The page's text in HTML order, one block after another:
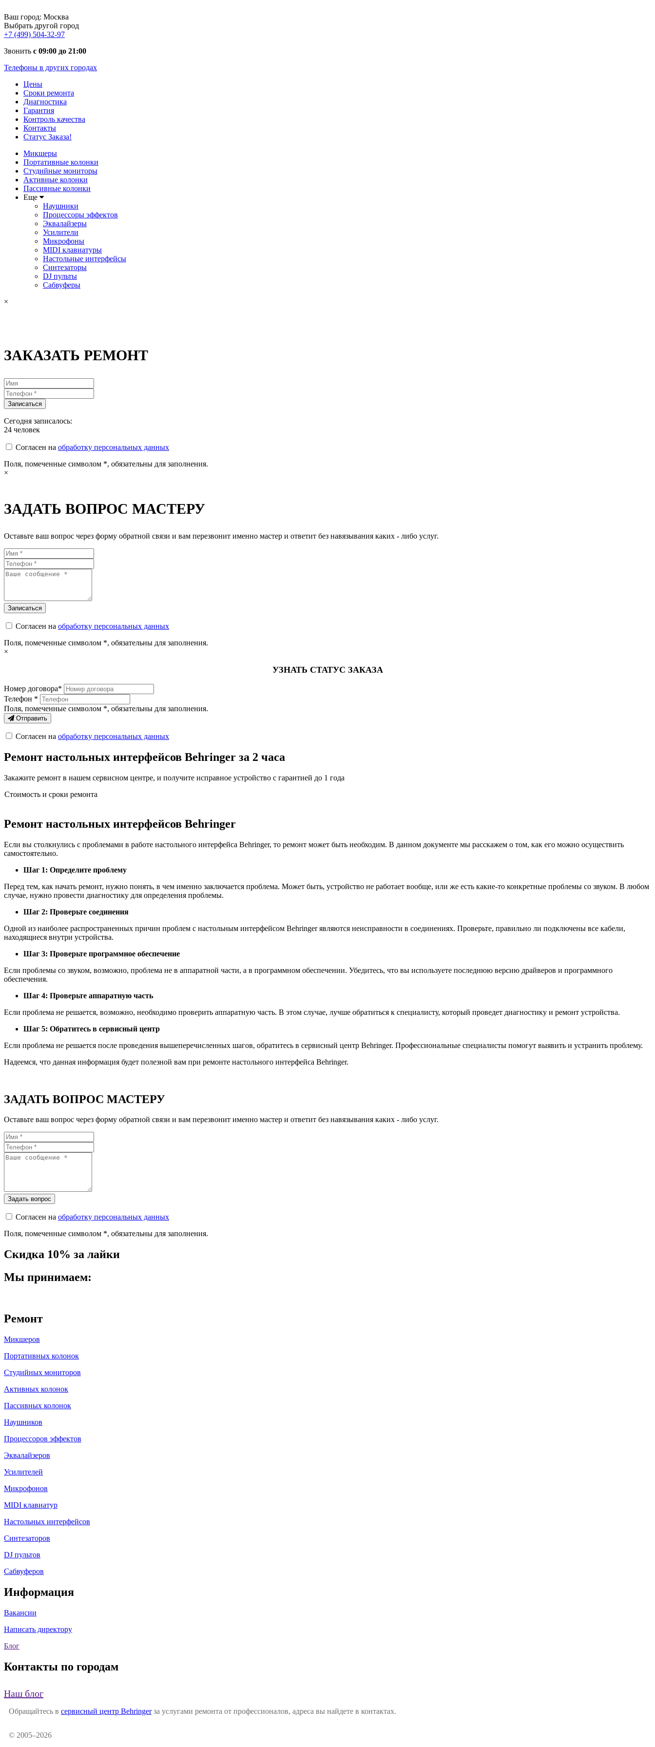
Ваш город: Москва
Выбрать другой город
+7 (499) 504-32-97
Звонить с 09:00 до 21:00
Телефоны в других городах
Цены
Сроки ремонта
Диагностика
Гарантия
Контроль качества
Контакты
Статус Заказа!
Микшеры
Портативные колонки
Студийные мониторы
Активные колонки
Пассивные колонки
Еще
Наушники
Процессоры эффектов
Эквалайзеры
Усилители
Микрофоны
MIDI клавиатуры
Настольные интерфейсы
Синтезаторы
DJ пульты
Сабвуферы
×
ЗАКАЗАТЬ РЕМОНТ
Сегодня записалось:
24 человек
Согласен на обработку персональных данных
Поля, помеченные символом *, обязательны для заполнения.
×
ЗАДАТЬ ВОПРОС МАСТЕРУ
Оставьте ваш вопрос через форму обратной связи и вам перезвонит именно мастер и ответит без навязывания каких - либо услуг.
Согласен на обработку персональных данных
Поля, помеченные символом *, обязательны для заполнения.
×
УЗНАТЬ СТАТУС ЗАКАЗА
Номер договора*
Телефон *
Поля, помеченные символом *, обязательны для заполнения.
Отправить
Согласен на обработку персональных данных
Ремонт настольных интерфейсов Behringer за 2 часа
Закажите ремонт в нашем сервисном центре, и получите исправное устройство с гарантией до 1 года
Стоимость и сроки ремонта
Ремонт настольных интерфейсов Behringer
Если вы столкнулись с проблемами в работе настольного интерфейса Behringer, то ремонт может быть необходим. В данном документе мы расскажем о том, как его можно осуществить
самостоятельно.
Шаг 1: Определите проблему
Перед тем, как начать ремонт, нужно понять, в чем именно заключается проблема. Может быть, устройство не работает вообще, или же есть какие-то конкретные проблемы со звуком. В любом
случае, нужно провести диагностику для определения проблемы.
Шаг 2: Проверьте соединения
Одной из наиболее распространенных причин проблем с настольным интерфейсом Behringer являются неисправности в соединениях. Проверьте, правильно ли подключены все кабели,
находящиеся внутри устройства.
Шаг 3: Проверьте программное обеспечение
Если проблемы со звуком, возможно, проблема не в аппаратной части, а в программном обеспечении. Убедитесь, что вы используете последнюю версию драйверов и программного
обеспечения.
Шаг 4: Проверьте аппаратную часть
Если проблема не решается, возможно, необходимо проверить аппаратную часть. В этом случае, лучше обратиться к специалисту, который проведет диагностику и ремонт устройства.
Шаг 5: Обратитесь в сервисный центр
Если проблема не решается после проведения вышеперечисленных шагов, обратитесь в сервисный центр Behringer. Профессиональные специалисты помогут выявить и устранить проблему.
Надеемся, что данная информация будет полезной вам при ремонте настольного интерфейса Behringer.
ЗАДАТЬ ВОПРОС МАСТЕРУ
Оставьте ваш вопрос через форму обратной связи и вам перезвонит именно мастер и ответит без навязывания каких - либо услуг.
Согласен на обработку персональных данных
Поля, помеченные символом *, обязательны для заполнения.
Скидка 10% за лайки
Мы принимаем:
Ремонт
Микшеров
Портативных колонок
Студийных мониторов
Активных колонок
Пассивных колонок
Наушников
Процессоров эффектов
Эквалайзеров
Усилителей
Микрофонов
MIDI клавиатур
Настольных интерфейсов
Синтезаторов
DJ пультов
Сабвуферов
Информация
Вакансии
Написать директору
Блог
Контакты по городам
Наш блог
Обращайтесь в сервисный центр Behringerза услугами ремонта от профессионалов, адреса вы найдете в контактах.
© 2005–2026